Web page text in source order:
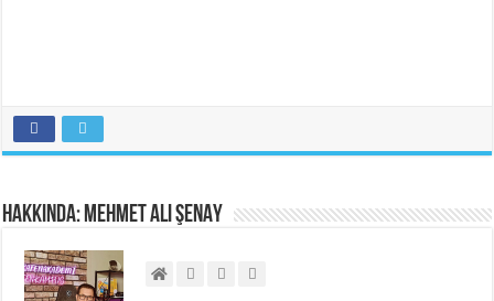
Hakkında: Mehmet Ali ŞENAY